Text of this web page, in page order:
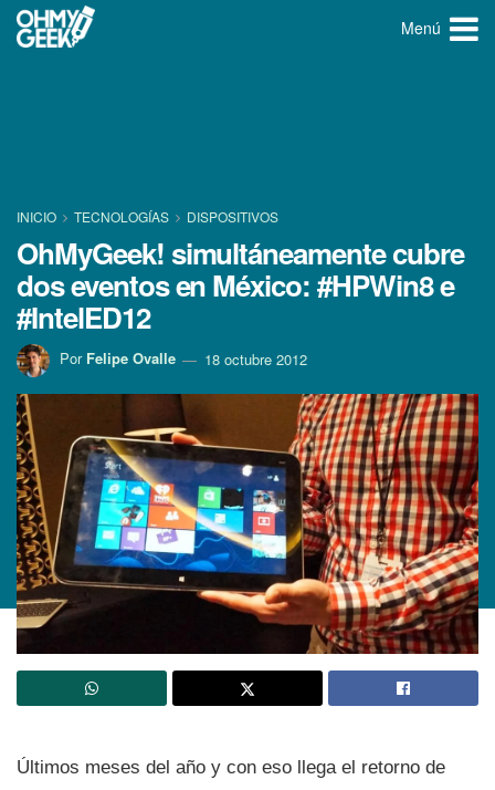
Menú
INICIO TECNOLOGÍ­AS DISPOSITIVOS
OhMyGeek! simultáneamente cubre
dos eventos en México: #HPWin8 e
#IntelED12
Por Felipe Ovalle 18 octubre 2012
Últimos meses del año y con eso llega el retorno de